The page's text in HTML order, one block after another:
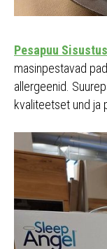
Pesapuu
masinpestavad
allergeenid.
kvaliteetset und ja